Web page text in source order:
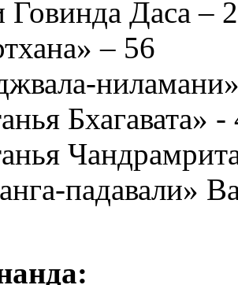
Говинда Даса –
– 56
Бхагавата»
падавали»